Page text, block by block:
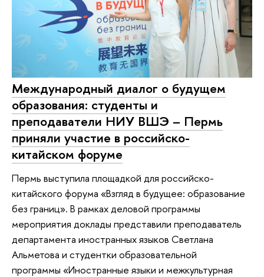
Международный диалог о будущем
образования: студенты и
преподаватели НИУ ВШЭ – Пермь
приняли участие в российско-
китайском форуме
Пермь выступила площадкой для российско-
китайского форума «Взгляд в будущее: образование
без границ». В рамках деловой программы
мероприятия доклады представили преподаватель
департамента иностранных языков Светлана
Альметова и студентки образовательной
программы «Иностранные языки и межкультурная